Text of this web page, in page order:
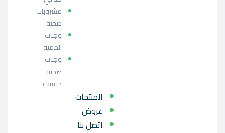
مشروبات
صحية
وجبات
الحمية
وجبات
صحية
خفيفة
المنتجات
عروض
اتصل بنا